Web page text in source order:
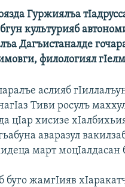
Гуржиялъа
культурияб
Дагъистаналде
филологиял
аслияб
Тиви росулъ
цIар хисизе
аваразул
март моцIалдасан
буго жамгIияв